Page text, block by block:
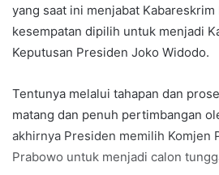
yang saat ini menjabat
kesempatan dipilih untuk menjadi
Keputusan Presiden Joko Widodo.
Tentunya melalui tahapan dan
matang dan penuh pertimbangan
akhirnya Presiden memilih Komjen
Prabowo untuk menjadi calon